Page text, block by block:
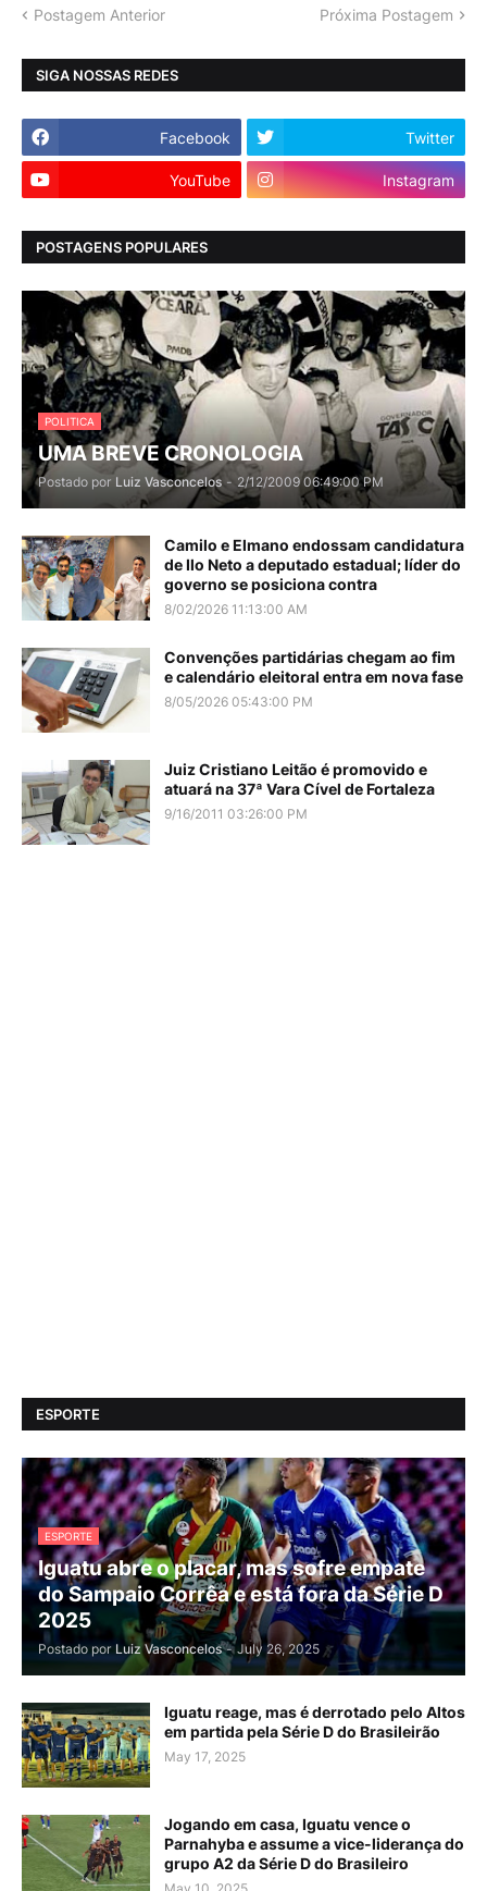
Postagem Anterior Próxima Postagem
SIGA NOSSAS REDES
Facebook Twitter
YouTube Instagram
POSTAGENS POPULARES
POLITICA
UMA BREVE CRONOLOGIA
Postado por Luiz Vasconcelos - 2/12/2009 06:49:00 PM
Camilo e Elmano endossam candidatura
de Ilo Neto a deputado estadual; líder do
governo se posiciona contra
8/02/2026 11:13:00 AM
Convenções partidárias chegam ao fim
e calendário eleitoral entra em nova fase
8/05/2026 05:43:00 PM
Juiz Cristiano Leitão é promovido e
atuará na 37ª Vara Cível de Fortaleza
9/16/2011 03:26:00 PM
ESPORTE
ESPORTE
Iguatu abre o placar, mas sofre empate
do Sampaio Corrêa e está fora da Série D
2025
Postado por Luiz Vasconcelos - July 26, 2025
Iguatu reage, mas é derrotado pelo Altos
em partida pela Série D do Brasileirão
May 17, 2025
Jogando em casa, Iguatu vence o
Parnahyba e assume a vice-liderança do
grupo A2 da Série D do Brasileiro